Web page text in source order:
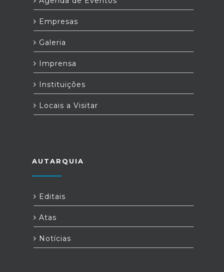
Empresas
Galeria
Imprensa
Instituições
Locais a Visitar
AUTARQUIA
Editais
Atas
Notícias